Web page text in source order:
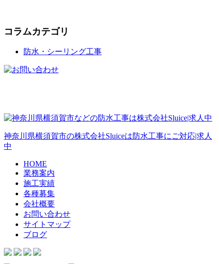
コラムカテゴリ
防水・シーリング工事
神奈川県横須賀市の株式会社Sluiceは防水工事にご対応|求人
中
HOME
業務案内
施工実績
各種募集
会社概要
お問い合わせ
サイトマップ
ブログ